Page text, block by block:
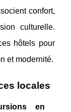
confort,
culturelle.
hôtels pour
et modernité.
locales
en